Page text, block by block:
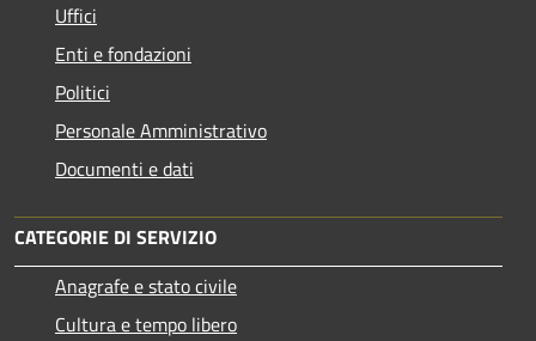
Uffici
Enti e fondazioni
Politici
Personale Amministrativo
Documenti e dati
CATEGORIE DI SERVIZIO
Anagrafe e stato civile
Cultura e tempo libero